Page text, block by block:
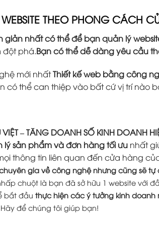
THEO PHONG CÁCH
giản nhất có thể để bạn quản lý
đột phá.Bạn có thể dễ dàng yêu cầu
mới nhấtThiết kế web bằng công
có thể can thiệp vào bất cứ vị trí nào
– TĂNG DOANH SỐ KINH DOANH
sản phẩm và đơn hàng tối ưu nhất
thông tin liên quan đến cửa hàng
gia về công nghệ nhưng cũng sẽ
chuột là bạn đã sở hữu 1 website với
bắt đầu thực hiện các ý tưởng kinh doanh
để chúng tôi giúp bạn!